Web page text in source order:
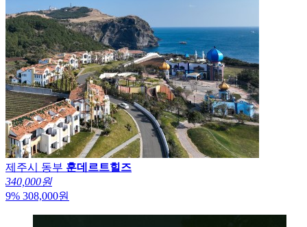
제주시 동부 훈데르트힐즈
340,000원
9% 308,000원